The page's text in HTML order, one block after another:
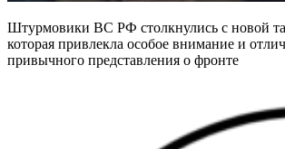
Штурмовики ВС РФ столкнулись с новой
которая привлекла особое внимание и
привычного представления о фронте